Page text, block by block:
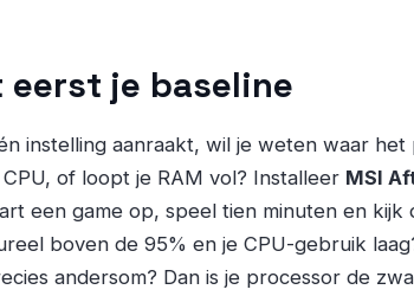
eerst je baseline
instelling aanraakt, wil je weten waar het
of loopt je RAM vol? Installeer MSI
een game op, speel tien minuten en kijk
boven de 95% en je CPU-gebruik
andersom? Dan is je processor de